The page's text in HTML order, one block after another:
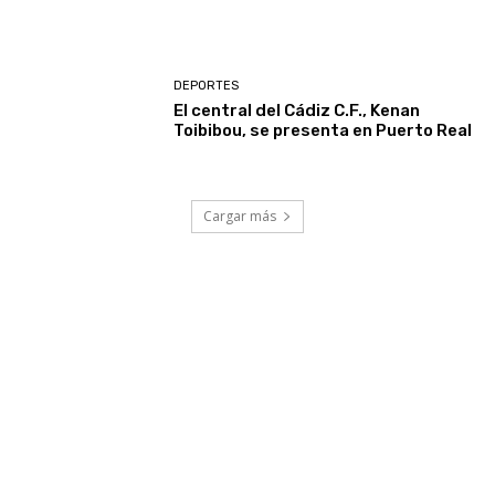
DEPORTES
El central del Cádiz C.F., Kenan
Toibibou, se presenta en Puerto Real
Cargar más